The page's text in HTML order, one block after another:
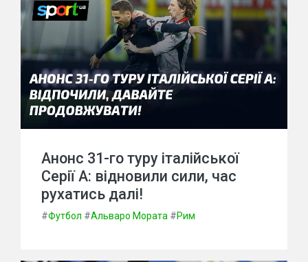
Анонс 31-го туру італійської
Серії А: відновили сили, час
рухатись далі!
#Футбол #Альваро Мората #Рим